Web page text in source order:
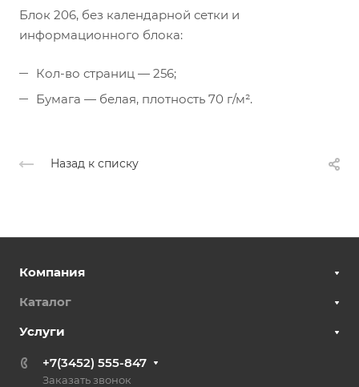
Блок 206, без календарной сетки и
информационного блока:
Кол-во страниц — 256;
Бумага — белая, плотность 70 г/м².
Назад к списку
Компания
Каталог
Услуги
+7(3452) 555-847
Заказать звонок